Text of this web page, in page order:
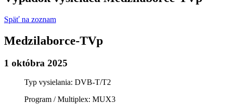
Späť na zoznam
Medzilaborce-TVp
1 októbra 2025
Typ vysielania: DVB-T/T2
Program / Multiplex: MUX3